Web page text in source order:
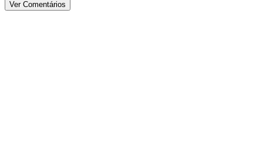
Ver Comentários